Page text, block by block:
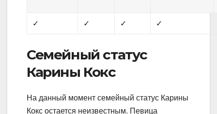
✓ ✓ ✓ ✓
Семейный статус
Карины Кокс
На данный момент семейный статус Карины
Кокс остается неизвестным. Певица